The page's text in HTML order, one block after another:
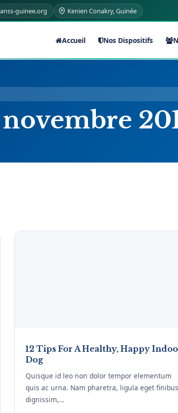
guinee.org Kenien Conakry, Guinée
Accueil Nos Dispositifs
12 Tips For A Healthy, Happy
Dog
Quisque id leo non dolor tempor elementum
quis ac urna. Nam pharetra, ligula eget finibus
dignissim,…